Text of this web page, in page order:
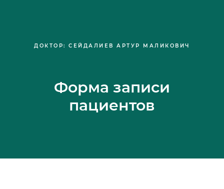
ДОКТОР: СЕЙДАЛИЕВ АРТУР МАЛИКОВИЧ
Форма записи
пациентов